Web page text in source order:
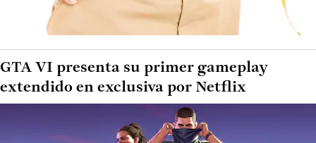
GTA VI presenta su primer gameplay
extendido en exclusiva por Netflix